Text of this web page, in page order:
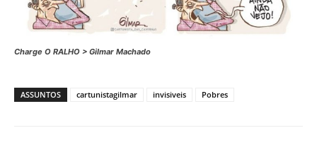
Charge O RALHO > Gilmar Machado
ASSUNTOS cartunistagilmar invisiveis Pobres